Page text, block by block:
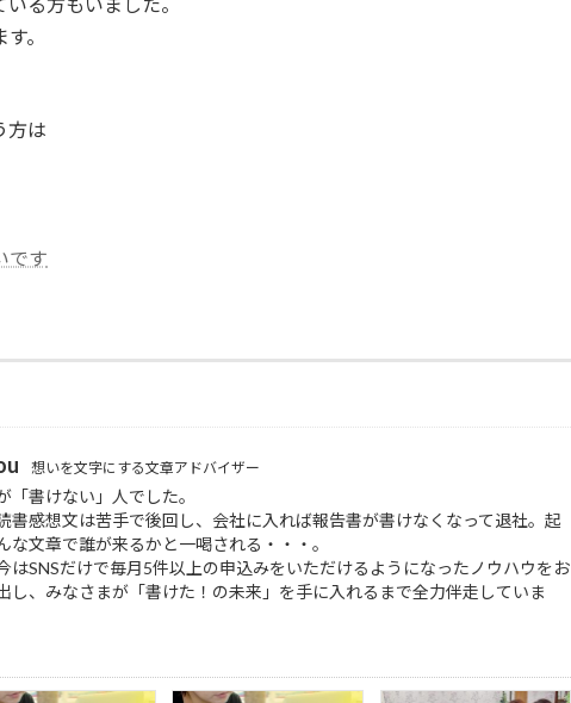
。
方は
です
想いを文字にする文章アドバイザー
「書けない」人でした。
書感想文は苦手で後回し、会社に入れば報告書が書けなくなって退社。起
な文章で誰が来るかと一喝される・・・。
はSNSだけで毎月5件以上の申込みをいただけるようになったノウハウをお
し、みなさまが「書けた！の未来」を手に入れるまで全力伴走していま